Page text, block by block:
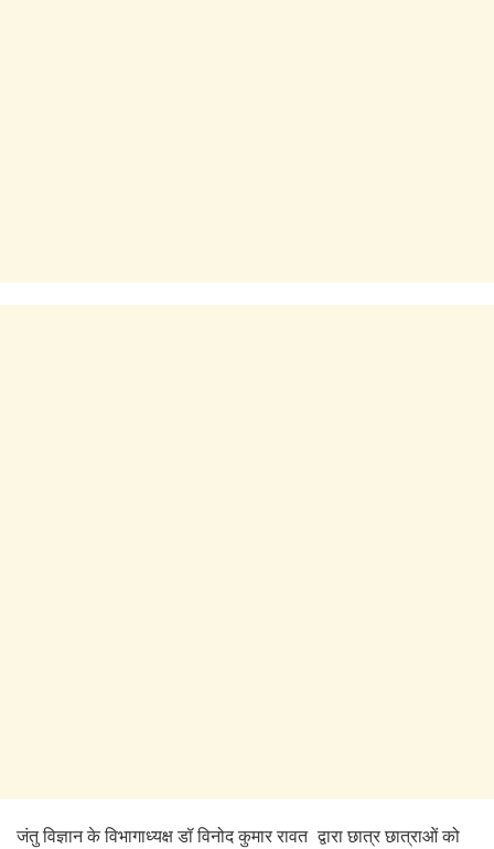
जंतु विज्ञान के विभागाध्यक्ष डॉ विनोद कुमार रावत द्वारा छात्र छात्राओं को